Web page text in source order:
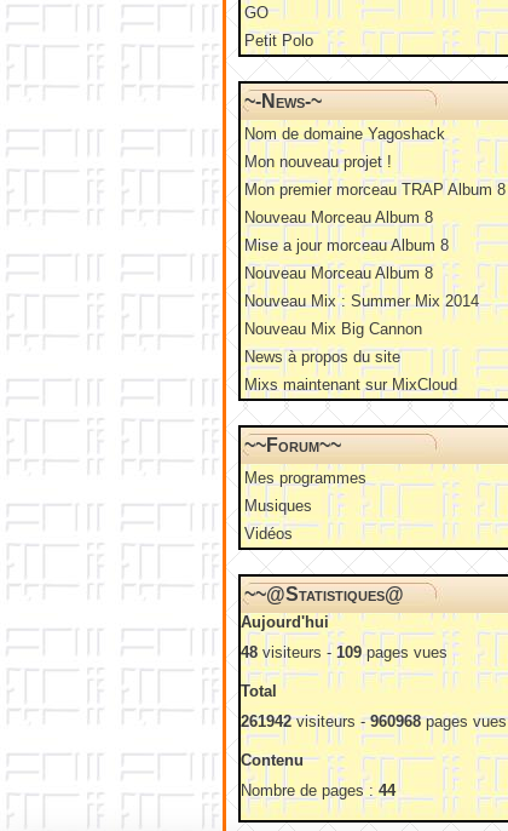
GO
Petit Polo
~-News-~
Nom de domaine Yagoshack
Mon nouveau projet !
Mon premier morceau TRAP Album 8
Nouveau Morceau Album 8
Mise a jour morceau Album 8
Nouveau Morceau Album 8
Nouveau Mix : Summer Mix 2014
Nouveau Mix Big Cannon
News à propos du site
Mixs maintenant sur MixCloud
~~Forum~~
Mes programmes
Musiques
Vidéos
~~@Statistiques@
Aujourd'hui
48 visiteurs - 109pages vues
Total
261942visiteurs -960968pages vues
Contenu
Nombre de pages :44